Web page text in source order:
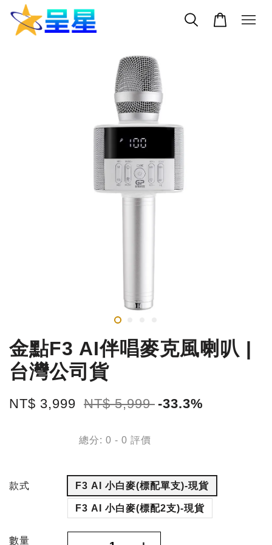
金點F3 AI伴唱麥克風喇叭 |
台灣公司貨
NT$ 3,999 NT$ 5,999 -33.3%
總分: 0 - 0 評價
款式 F3 AI 小白麥(標配單支)-現貨
F3 AI 小白麥(標配2支)-現貨
數量